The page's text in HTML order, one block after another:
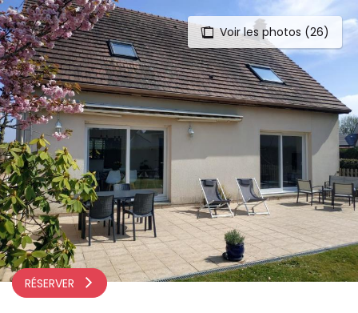
Aller
au
contenu
principal
Voir les photos (26)
RÉSERVER